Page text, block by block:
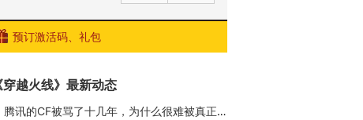
预订激活码、礼包
穿越火线》最新动态
腾讯的CF被骂了十几年，为什么很难被真正替代？